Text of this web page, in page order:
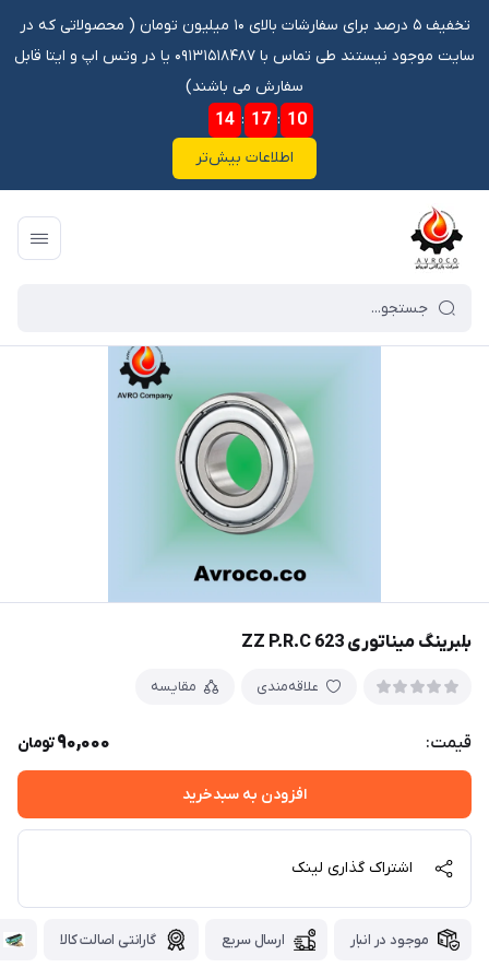
تخفیف ۵ درصد برای سفارشات بالای ۱۰ میلیون تومان ‌‌(‌‌ محصولاتی که در
سایت موجود نیستند طی تماس با ۰۹۱۳۱۵۱۸۴۸۷ یا در وتس اپ و ایتا قابل
سفارش می باشند)
14 : 17 : 09
اطلاعات بیش‌تر
فروشگاه آنلاین آوروکو
بلبرینگ میناتوری 623 ZZ P.R.C
علاقه‌مندی مقایسه
قیمت: 90,000تومان
افزودن به سبدخرید
اشتراک گذاری لینک
موجود در انبار ارسال سریع گارانتی اصالت کالا